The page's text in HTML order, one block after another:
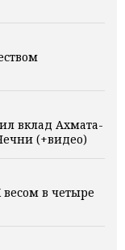
вклад Ахмата-
(+видео)
весом в четыре